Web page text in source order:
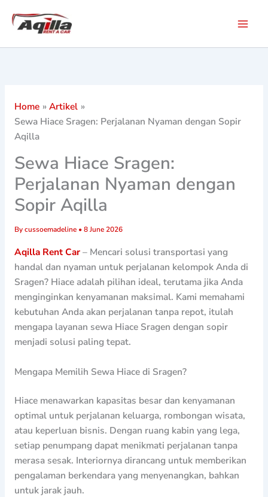
Home
Artikel
Sewa Hiace Sragen: Perjalanan Nyaman dengan Sopir
Aqilla
Sewa Hiace Sragen:
Perjalanan Nyaman dengan
Sopir Aqilla
Bycussoemadeline •8 June 2026
Aqilla Rent Car– Mencari solusi transportasi yang
handal dan nyaman untuk perjalanan kelompok Anda di
Sragen? Hiace adalah pilihan ideal, terutama jika Anda
menginginkan kenyamanan maksimal. Kami memahami
kebutuhan Anda akan perjalanan tanpa repot, itulah
mengapa layanan sewa Hiace Sragen dengan sopir
menjadi solusi paling tepat.
Mengapa Memilih Sewa Hiace di Sragen?
Hiace menawarkan kapasitas besar dan kenyamanan
optimal untuk perjalanan keluarga, rombongan wisata,
atau keperluan bisnis. Dengan ruang kabin yang lega,
setiap penumpang dapat menikmati perjalanan tanpa
merasa sesak. Interiornya dirancang untuk memberikan
pengalaman berkendara yang menyenangkan, bahkan
untuk jarak jauh.